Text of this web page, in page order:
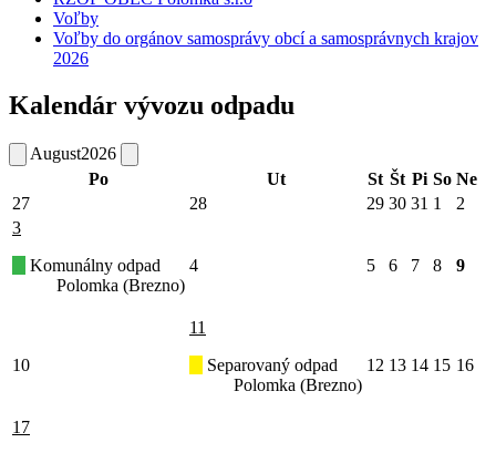
Voľby
Voľby do orgánov samosprávy obcí a samosprávnych krajov
2026
Kalendár vývozu odpadu
August2026
Po
Ut St Št Pi So Ne
27
28 29 30 31 1
2
3
Komunálny odpad
Polomka (Brezno)
4 5 6 7 8 9
10
11
Separovaný odpad
Polomka (Brezno)
12 13 14 15 16
17